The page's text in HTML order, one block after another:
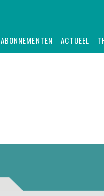
ABONNEMENTEN ACTUEEL